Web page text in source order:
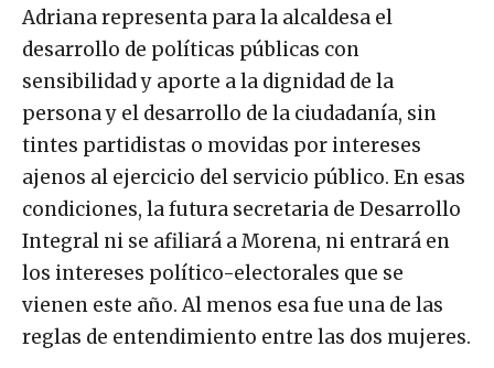
Adriana representa para la alcaldesa el
desarrollo de políticas públicas con
sensibilidad y aporte a la dignidad de la
persona y el desarrollo de la ciudadanía, sin
tintes partidistas o movidas por intereses
ajenos al ejercicio del servicio público. En esas
condiciones, la futura secretaria de Desarrollo
Integral ni se afiliará a Morena, ni entrará en
los intereses político-electorales que se
vienen este año. Al menos esa fue una de las
reglas de entendimiento entre las dos mujeres.